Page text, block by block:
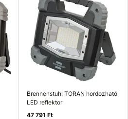
Brennenstuhl TORAN hordozható
LED reflektor
47 791 Ft